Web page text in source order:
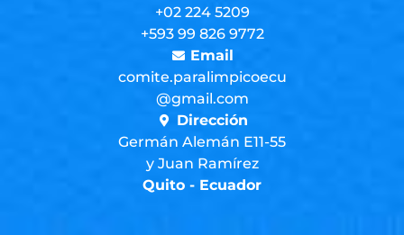
+02 224 5209
+593 99 826 9772
Email
comite.paralimpicoecu
@gmail.com
Dirección
Germán Alemán E11-55
y Juan Ramírez
Quito - Ecuador